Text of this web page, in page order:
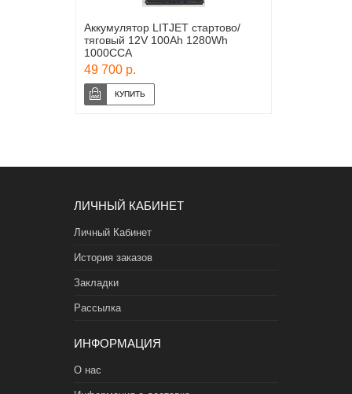
Аккумулятор LITJET стартово/
тяговый 12V 100Ah 1280Wh
1000CCA
49 700 р.
ЛИЧНЫЙ КАБИНЕТ
Личный Кабинет
История заказов
Закладки
Рассылка
ИНФОРМАЦИЯ
О нас